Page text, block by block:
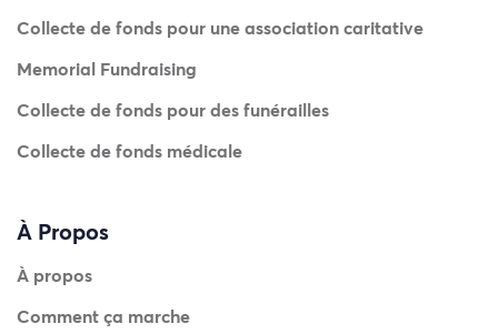
Collecte de fonds pour une association caritative
Memorial Fundraising
Collecte de fonds pour des funérailles
Collecte de fonds médicale
À Propos
À propos
Comment ça marche